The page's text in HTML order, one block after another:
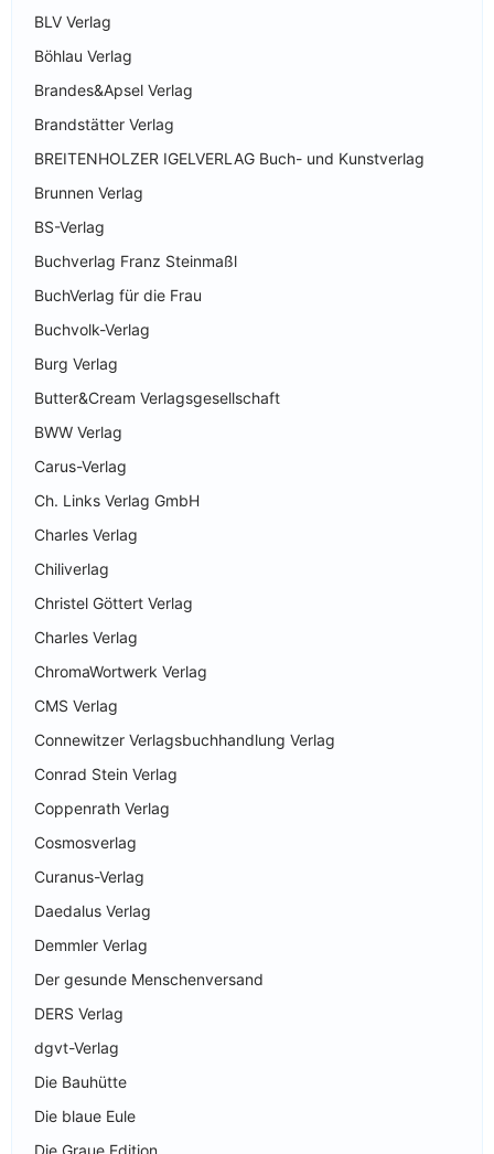
BLV Verlag
Böhlau Verlag
Brandes&Apsel Verlag
Brandstätter Verlag
BREITENHOLZER IGELVERLAG Buch- und Kunstverlag
Brunnen Verlag
BS-Verlag
Buchverlag Franz Steinmaßl
BuchVerlag für die Frau
Buchvolk-Verlag
Burg Verlag
Butter&Cream Verlagsgesellschaft
BWW Verlag
Carus-Verlag
Ch. Links Verlag GmbH
Charles Verlag
Chiliverlag
Christel Göttert Verlag
Charles Verlag
ChromaWortwerk Verlag
CMS Verlag
Connewitzer Verlagsbuchhandlung Verlag
Conrad Stein Verlag
Coppenrath Verlag
Cosmosverlag
Curanus-Verlag
Daedalus Verlag
Demmler Verlag
Der gesunde Menschenversand
DERS Verlag
dgvt-Verlag
Die Bauhütte
Die blaue Eule